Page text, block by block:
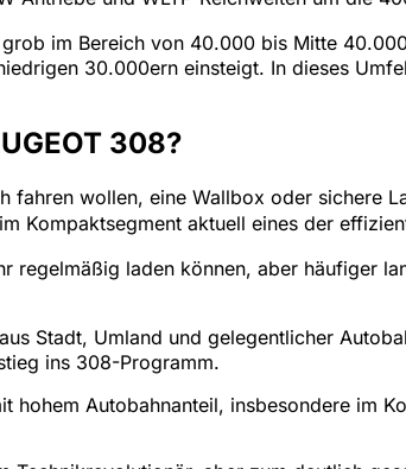
im Bereich von 40.000 bis Mitte
30.000ern einsteigt. In dieses
308?
fahren wollen, eine Wallbox oder sichere
Kompaktsegment aktuell eines der
regelmäßig laden können, aber häufiger
Stadt, Umland und gelegentlicher
ins 308-Programm.
hohem Autobahnanteil, insbesondere im